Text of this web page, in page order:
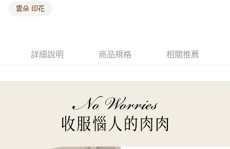
雲朵 印花
詳細說明 商品規格 相關推薦